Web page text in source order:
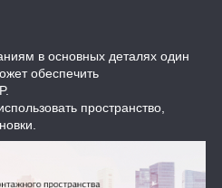
в основных деталях один
обеспечить
пространство,